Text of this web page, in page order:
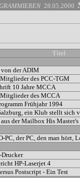
28.05.2000
Titel
von der ADIM
des PCC-TGM
10 Jahre MCCA
des MCCA
Frühjahr 1994
ein Klub stellt sich
aus der Mailbox His Master's
PC, der PC, den man hört,
Drucker
HP-Laserjet 4
Postscript - Ein Test